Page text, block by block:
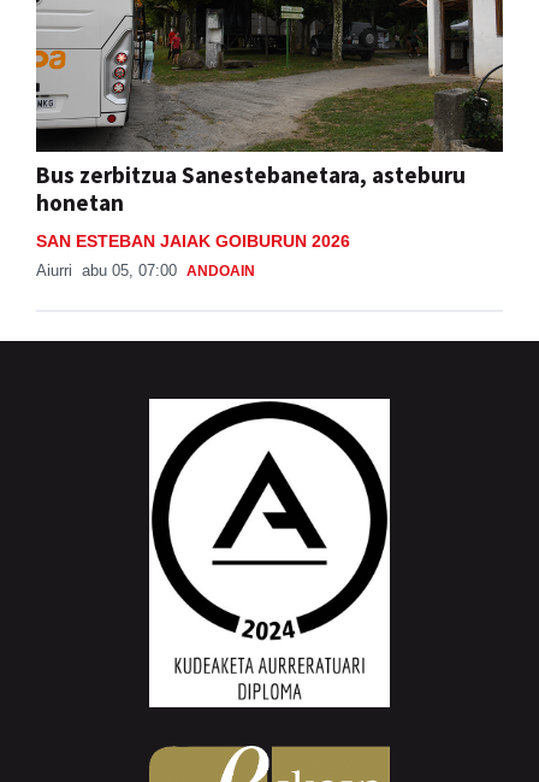
Bus zerbitzua Sanestebanetara, asteburu
honetan
SAN ESTEBAN JAIAK GOIBURUN 2026
Aiurri abu 05, 07:00 ANDOAIN